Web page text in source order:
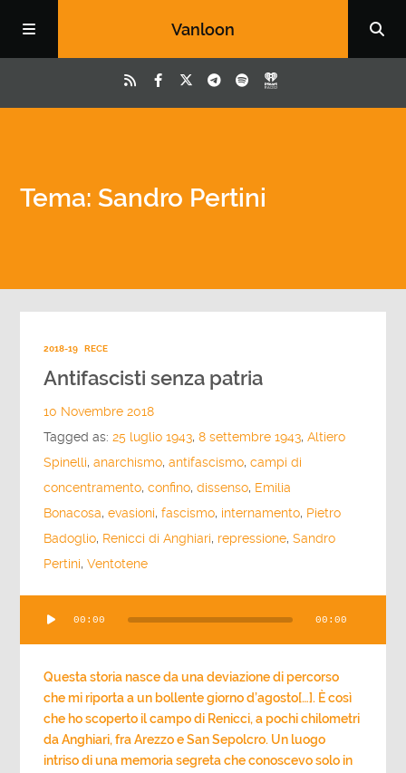
Vanloon
Tema: Sandro Pertini
2018-19 RECE
Antifascisti senza patria
10 Novembre 2018
Tagged as:25 luglio 1943,8 settembre 1943,Altiero
Spinelli,anarchismo,antifascismo,campi di
concentramento,confino,dissenso, Emilia
Bonacosa,evasioni,fascismo, internamento, Pietro
Badoglio, Renicci di Anghiari, repressione,Sandro
Pertini,Ventotene
Player
00:00 00:00
Questa storia nasce da una deviazione di percorso
che mi riporta a un bollente giorno d’agosto[…]. È così
che ho scoperto il campo di Renicci, a pochi chilometri
da Anghiari, fra Arezzo e San Sepolcro. Un luogo
intriso di una memoria segreta che conoscevo solo in